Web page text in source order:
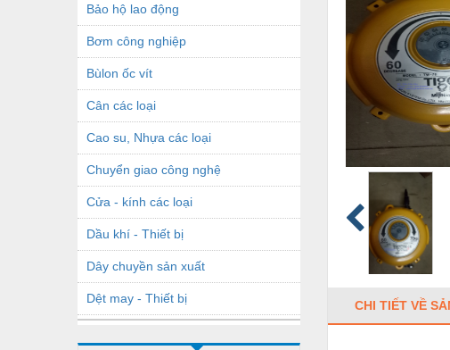
Bảo hộ lao động
Bơm công nghiệp
Bùlon ốc vít
Cân các loại
Cao su, Nhựa các loại
Chuyển giao công nghệ
Cửa - kính các loại
Dầu khí - Thiết bị
Dây chuyền sản xuất
Dệt may - Thiết bị CHI TIẾT VỀ